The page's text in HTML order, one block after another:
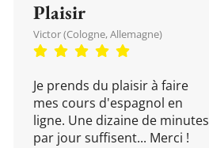
Plaisir
Victor (Cologne, Allemagne)
Je prends du plaisir à faire
mes cours d'espagnol en
ligne. Une dizaine de minutes
par jour suffisent... Merci !